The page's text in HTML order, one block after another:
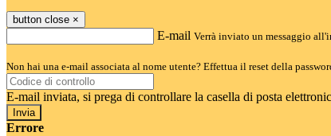
button close ×
E-mail Verrà inviato un messaggio
Non hai una e-mail associata al nome utente? Effettua il reset della
E-mail inviata, si prega di controllare la casella di posta
Errore